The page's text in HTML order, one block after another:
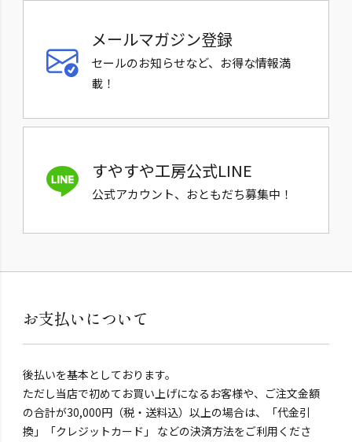
メールマガジン登録
セールのお知らせなど、お得な情報満
載！
すやすや工房公式LINE
公式アカウント、おともだち募集中！
お支払いについて
後払いを基本としております。
ただし当店で初めてお買い上げになるお客様や、ご注文金額
の合計が30,000円（税・送料込）以上の場合は、「代金引
換」「クレジットカード」 などの決済方法をご利用くださ